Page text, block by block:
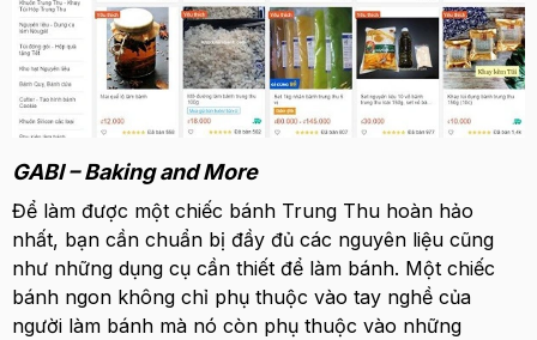
GABI – Baking and More
Để làm được một chiếc bánh Trung Thu hoàn hảo
nhất, bạn cần chuẩn bị đầy đủ các nguyên liệu cũng
như những dụng cụ cần thiết để làm bánh. Một chiếc
bánh ngon không chỉ phụ thuộc vào tay nghề của
người làm bánh mà nó còn phụ thuộc vào những